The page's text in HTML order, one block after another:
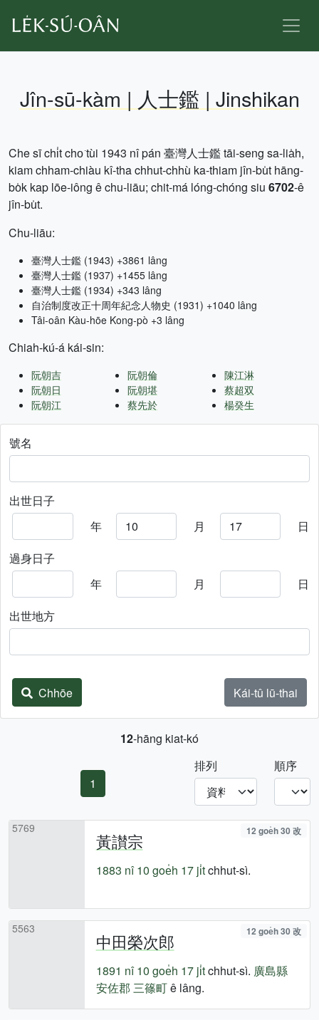
Jîn-sū-kàm | 人士鑑 | Jinshikan
Che sī chi̍t cho͘ tùi 1943 nî pán 臺灣人士鑑 tāi-seng sa-lia̍h,
kiam chham-chiàu kî-tha chhut-chhù ka-thiam jîn-bu̍t hāng-
bo̍k kap lōe-iông ê chu-liāu; chit-má lóng-chóng siu 6702-ê
jîn-bu̍t.
Chu-liāu:
臺灣人士鑑 (1943) +3861 lâng
臺灣人士鑑 (1937) +1455 lâng
臺灣人士鑑 (1934) +343 lâng
自治制度改正十周年紀念人物史 (1931) +1040 lâng
Tâi-oân Kàu-hōe Kong-pò +3 lâng
Chiah-kú-á kái-sin:
阮朝吉
阮朝日
阮朝江
阮朝倫
阮朝堪
蔡先於
陳江淋
蔡超双
楊癸生
號名
出世日子
年
月
日
過身日子
年
月
日
出世地方
Chhōe Kái-tû lū-thai
12-hāng kiat-kó
1
排列 順序
5769
黃讃宗 12 goe̍h 30 改
1883 nî 10 goe̍h 17 ji̍tchhut-sì.
5563
中田榮次郎 12 goe̍h 30 改
1891 nî 10 goe̍h 17 ji̍tchhut-sì. 廣島縣
安佐郡 三篠町ê lâng.